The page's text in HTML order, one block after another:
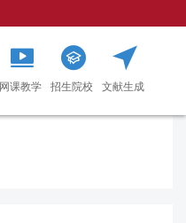
网课教学 招生院校
文献生成